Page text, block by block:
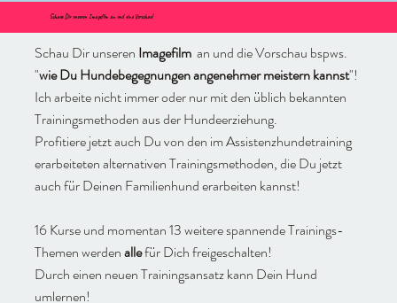
Schaue Dir unseren Imagefilm an und eine Vorschau!
Schau Dir unseren Imagefilman und die Vorschau bspws.
"wie Du Hundebegegnungen angenehmer meistern kannst"!
Ich arbeite nicht immer oder nur mit den üblich bekannten
Trainingsmethoden aus der Hundeerziehung.
Profitiere jetzt auch Du von den im Assistenzhundetraining
erarbeiteten alternativen Trainingsmethoden, die Du jetzt
auch für Deinen Familienhund erarbeiten kannst!
16 Kurse und momentan 13 weitere spannende Trainings-
Themen werdenallefür Dich freigeschalten!
Durch einen neuen Trainingsansatz kann Dein Hund
umlernen!